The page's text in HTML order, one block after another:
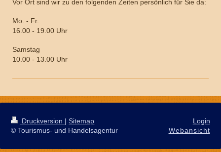
Vor Ort sind wir zu den folgenden Zeiten persönlich für Sie da:
Mo. - Fr.
16.00 - 19.00 Uhr
Samstag
10.00 - 13.00 Uhr
Druckversion | Sitemap
© Tourismus- und Handelsagentur
Login
Webansicht